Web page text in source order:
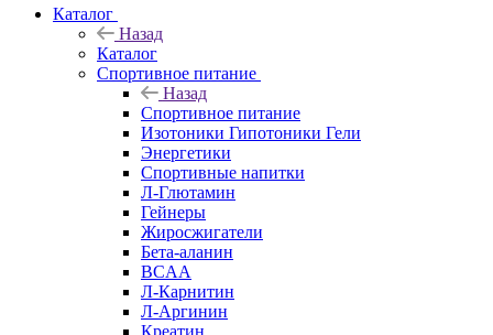
Каталог
Назад
Каталог
Спортивное питание
Назад
Спортивное питание
Изотоники Гипотоники Гели
Энергетики
Спортивные напитки
Л-Глютамин
Гейнеры
Жиросжигатели
Бета-аланин
BCAA
Л-Карнитин
Л-Аргинин
Креатин